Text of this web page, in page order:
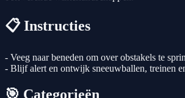
📋 Instructies
- Veeg naar beneden om over obstakels te
- Blijf alert en ontwijk sneeuwballen, treinen
🎯 Categorieën